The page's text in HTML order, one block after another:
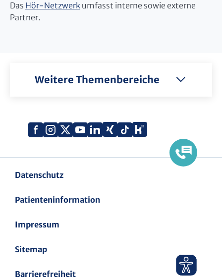
Das Hör-Netzwerk umfasst interne sowie externe
Partner.
Weitere Themenbereiche
Facebook
Instagram
X
YouTube
LinkedIn
Xing TiktokKununu
Datenschutz
Patienteninformation
Impressum
Sitemap
Barrierefreiheit